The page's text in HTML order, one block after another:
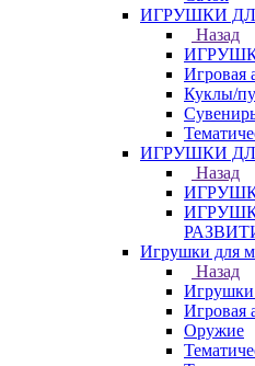
ИГРУШКИ
Назад
Игровая
Куклы/
ИГРУШКИ
Назад
Игрушки для
Назад
Игрушки
Игровая
Оружие